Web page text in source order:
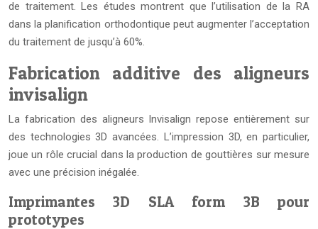
de traitement. Les études montrent que l’utilisation de la RA
dans la planification orthodontique peut augmenter l’acceptation
du traitement de jusqu’à 60%.
Fabrication additive des aligneurs
invisalign
La fabrication des aligneurs Invisalign repose entièrement sur
des technologies 3D avancées. L’impression 3D, en particulier,
joue un rôle crucial dans la production de gouttières sur mesure
avec une précision inégalée.
Imprimantes 3D SLA form 3B pour
prototypes